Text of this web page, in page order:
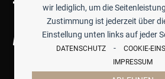
wir lediglich, um die
Zustimmung ist jederzeit über
Einstellung unten links auf jeder
DATENSCHUTZ - COOKIE-
IMPRESSUM